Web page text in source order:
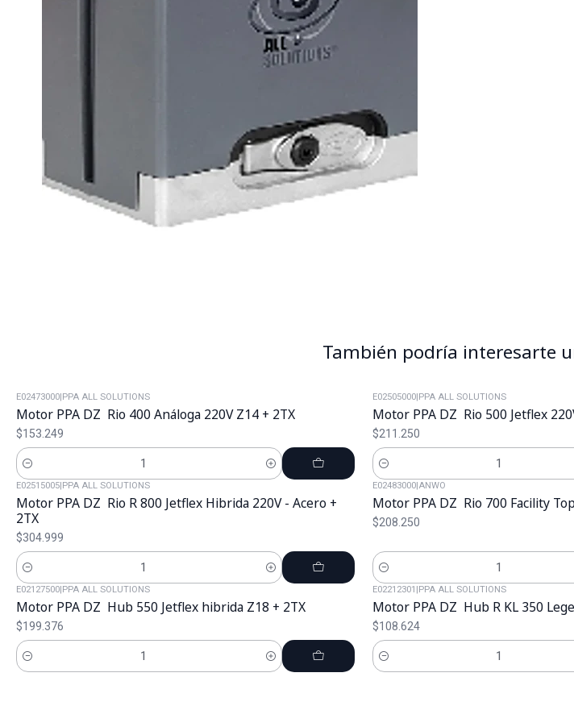
También podría interesarte
E02473000|PPA ALL SOLUTIONS
Motor PPA DZ Rio 400 Análoga 220V Z14 + 2TX
$153.249
Cantidad
E02505000|PPA ALL SOLUTIONS
Motor PPA DZ Rio 500 Jetflex
$211.250
Cantidad
E02515005|PPA ALL SOLUTIONS
Motor PPA DZ Rio R 800 Jetflex Hibrida 220V - Acero +
2TX
$304.999
Cantidad
E02483000|ANWO
Motor PPA DZ Rio 700 Facility
$208.250
Cantidad
E02127500|PPA ALL SOLUTIONS
Motor PPA DZ Hub 550 Jetflex hibrida Z18 + 2TX
$199.376
Cantidad
E02212301 |PPA ALL SOLUTIONS
Motor PPA DZ Hub R KL 350
$108.624
Cantidad